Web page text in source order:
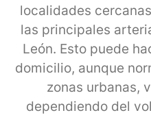
localidades
las principales
León. Esto puede
domicilio, aunque
zonas urbanas,
dependiendo del